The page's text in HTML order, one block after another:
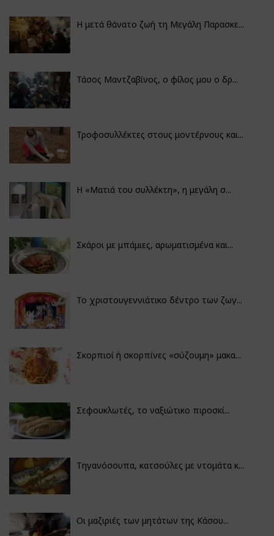
Η μετά θάνατο ζωή τη Μεγάλη Παρασκε...
Τάσος Μαντζαβίνος, ο φίλος μου ο δρ...
Τροφοσυλλέκτες στους μοντέρνους και...
H «Ματιά του συλλέκτη», η μεγάλη σ...
Σκάροι με μπάμιες, αρωματισμένα και...
Το χριστουγεννιάτικο δέντρο των ζωγ...
Σκορπιοί ή σκορπίνες «σύζουμη» μακα...
Σεφουκλωτές, το ναξιώτικο πιροσκί...
Τηγανόσουπα, κατσούλες με ντομάτα κ...
Οι μαζιριές των μητάτων της Κάσου...